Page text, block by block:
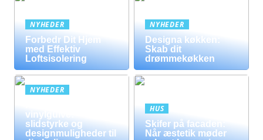
NYHEDER
Forbedr Dit Hjem
med Effektiv
Loftsisolering
NYHEDER
Designa køkken:
Skab dit
drømmekøkken
NYHEDER
vinylgulve:
slidstyrke og
designmuligheder til
HUS
Skifer på facaden:
Når æstetik møder